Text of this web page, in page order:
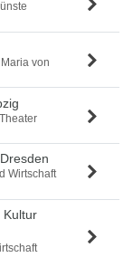
von
Wirtschaft
Kultur